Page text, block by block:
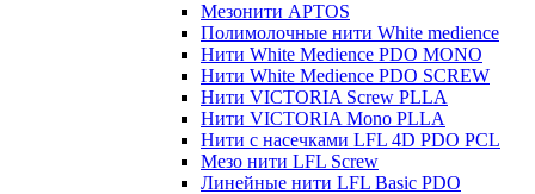
Мезонити APTOS
Полимолочные нити White medience
Нити White Medience PDO MONO
Нити White Medience PDO SCREW
Нити VICTORIA Screw PLLA
Нити VICTORIA Mono PLLA
Нити с насечками LFL 4D PDO PCL
Мезо нити LFL Screw
Линейные нити LFL Basic PDO